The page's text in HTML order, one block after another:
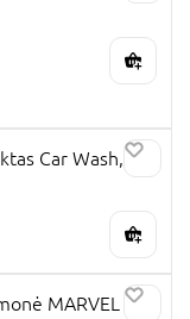
Car Wash,
MARVEL